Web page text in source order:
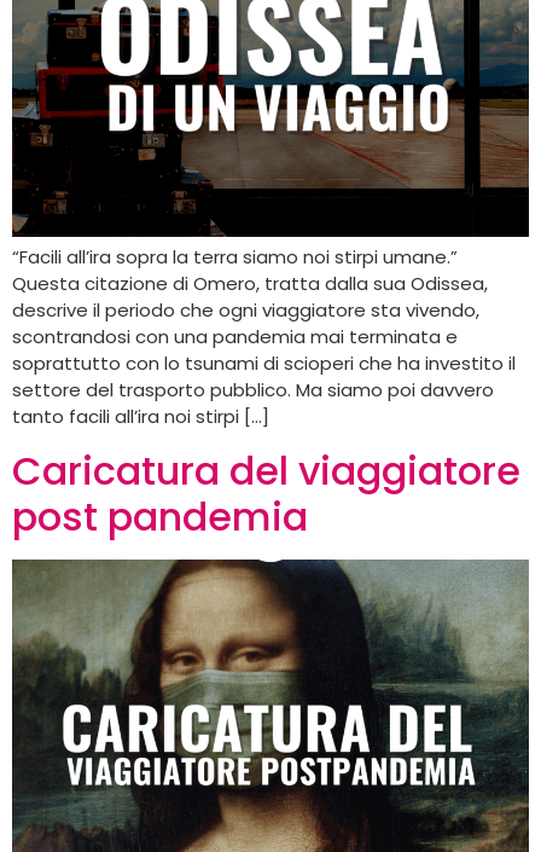
“Facili all’ira sopra la terra siamo noi stirpi umane.”
Questa citazione di Omero, tratta dalla sua Odissea,
descrive il periodo che ogni viaggiatore sta vivendo,
scontrandosi con una pandemia mai terminata e
soprattutto con lo tsunami di scioperi che ha investito il
settore del trasporto pubblico. Ma siamo poi davvero
tanto facili all’ira noi stirpi […]
Caricatura del viaggiatore
post pandemia